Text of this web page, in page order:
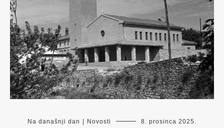
Na današnji dan Novosti 8. prosinca 2025.